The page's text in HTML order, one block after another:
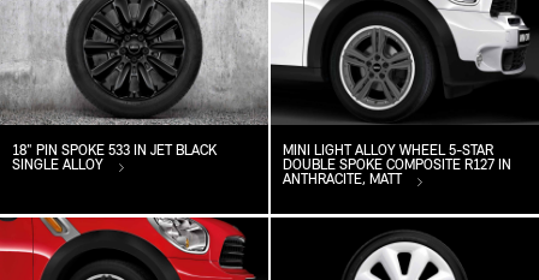
18" PIN SPOKE 533 IN JET BLACK
SINGLE ALLOY
MINI LIGHT ALLOY WHEEL 5-STAR
DOUBLE SPOKE COMPOSITE R127 IN
ANTHRACITE, MATT